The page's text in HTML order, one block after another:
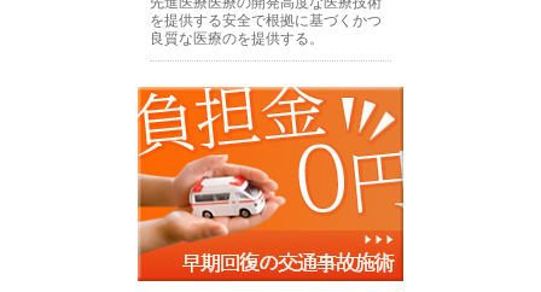
を提供する安全で根拠に基づくかつ
良質な医療のを提供する。